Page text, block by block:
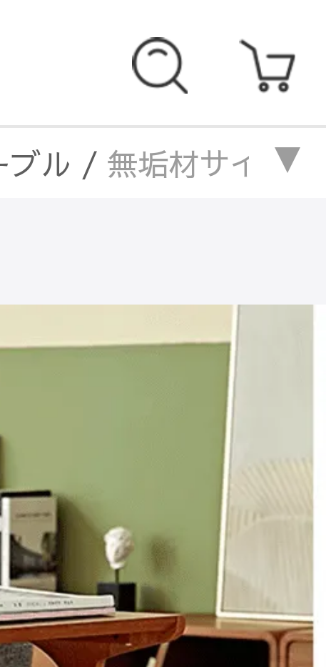
ル / 無垢材サイド